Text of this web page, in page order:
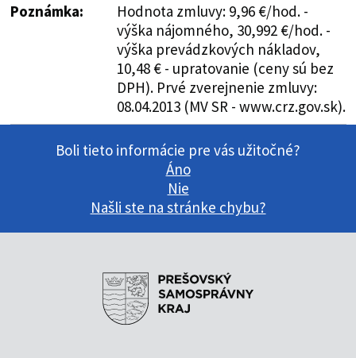
Poznámka:
Hodnota zmluvy: 9,96 €/hod. -
výška nájomného, 30,992 €/hod. -
výška prevádzkových nákladov,
10,48 € - upratovanie (ceny sú bez
DPH). Prvé zverejnenie zmluvy:
08.04.2013 (MV SR - www.crz.gov.sk).
Boli tieto informácie pre vás užitočné?
Áno
Nie
Našli ste na stránke chybu?